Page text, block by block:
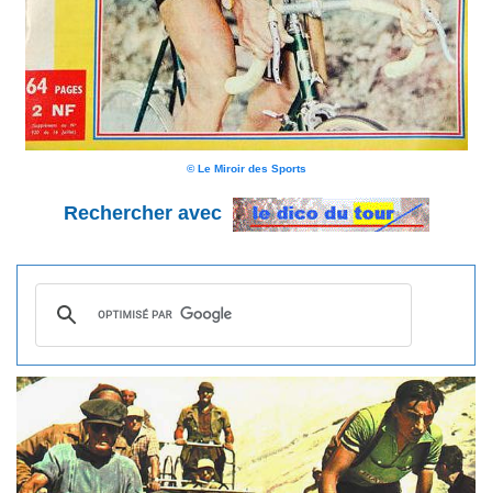
© Le Miroir des Sports
Rechercher avec